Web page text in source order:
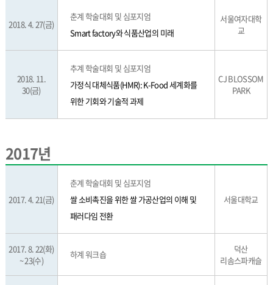
2018. 4. 27(금)
춘계 학술대회 및 심포지엄
Smart factory와 식품산업의 미래
서울여자대학
교
2018. 11.
30(금)
추계 학술대회 및 심포지엄
가정식 대체식품(HMR): K-Food 세계화를
위한 기회와 기술적 과제
CJ BLOSSOM
PARK
2017년
2017. 4. 21(금)
춘계 학술대회 및 심포지엄
쌀 소비촉진을 위한 쌀 가공산업의 이해 및
패러다임 전환
서울대학교
2017. 8. 22(화)
~ 23(수)
하계 워크숍
덕산
리솜스파캐슬